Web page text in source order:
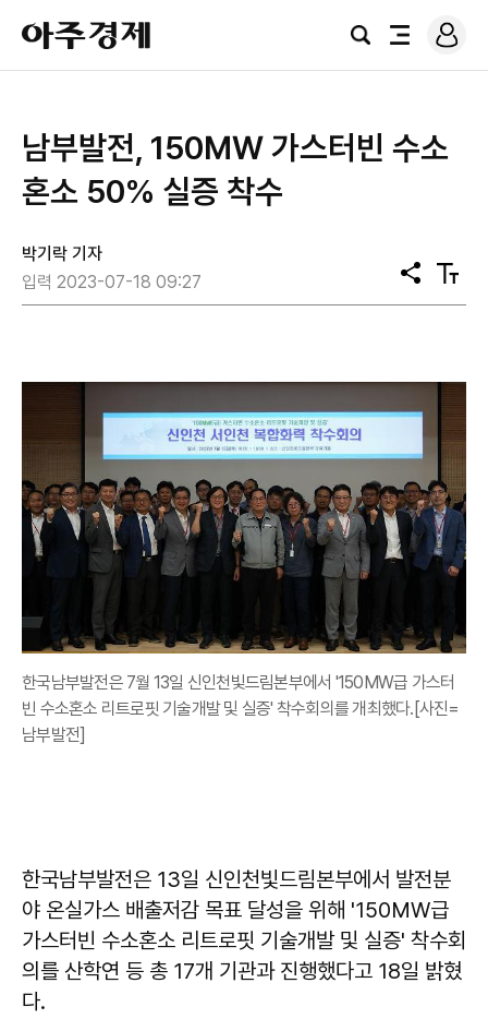
아
주
경
검
전
로
그
​남부발전, 150㎿ 가스터빈 수소
혼소 50% 실증 착수
박기락 기자
입력 2023-07-18 09:27
공
유
텍
스
한국남부발전은 7월 13일 신인천빛드림본부에서 '150MW급 가스터
빈 수소혼소 리트로핏 기술개발 및 실증' 착수회의를 개최했다.[사진=
남부발전]
한국남부발전은 13일 신인천빛드림본부에서 발전분
야 온실가스 배출저감 목표 달성을 위해 '150MW급
가스터빈 수소혼소 리트로핏 기술개발 및 실증' 착수회
의를 산학연 등 총 17개 기관과 진행했다고 18일 밝혔
다.